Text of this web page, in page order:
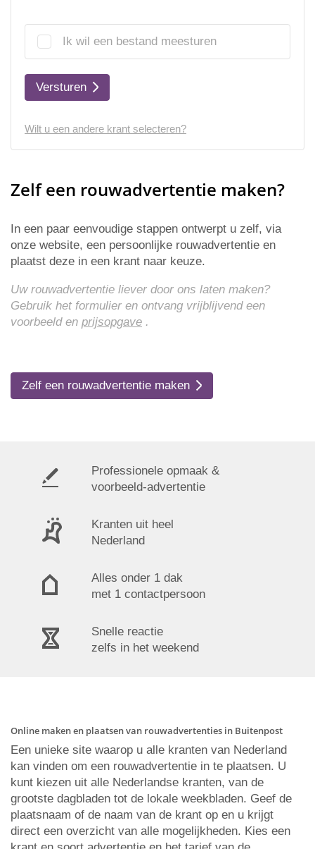
Ik wil een bestand meesturen
Versturen
Wilt u een andere krant selecteren?
Zelf een rouwadvertentie maken?
In een paar eenvoudige stappen ontwerpt u zelf, via
onze website, een persoonlijke rouwadvertentie en
plaatst deze in een krant naar keuze.
Uw rouwadvertentie liever door ons laten maken?
Gebruik het formulier en ontvang vrijblijvend een
voorbeeld en prijsopgave .
Zelf een rouwadvertentie maken
Professionele opmaak &
voorbeeld-advertentie
Kranten uit heel
Nederland
Alles onder 1 dak
met 1 contactpersoon
Snelle reactie
zelfs in het weekend
Online maken en plaatsen van rouwadvertenties in Buitenpost
Een unieke site waarop u alle kranten van Nederland
kan vinden om een rouwadvertentie in te plaatsen. U
kunt kiezen uit alle Nederlandse kranten, van de
grootste dagbladen tot de lokale weekbladen. Geef de
plaatsnaam of de naam van de krant op en u krijgt
direct een overzicht van alle mogelijkheden. Kies een